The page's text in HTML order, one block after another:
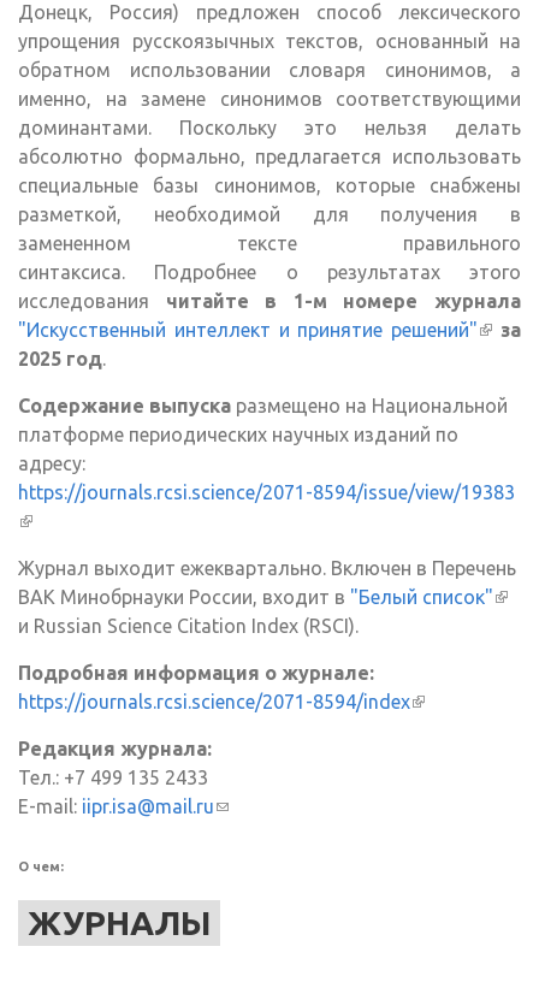
Донецк, Россия) предложен способ лексического
упрощения русскоязычных текстов, основанный на
обратном использовании словаря синонимов, а
именно, на замене синонимов соответствующими
доминантами. Поскольку это нельзя делать
абсолютно формально, предлагается использовать
специальные базы синонимов, которые снабжены
разметкой, необходимой для получения в
замененном тексте правильного
синтаксиса. Подробнее о результатах этого
исследования читайте в 1-м номере журнала
"Искусственный интеллект и принятие решений"
за
2025 год.
Содержание выпуска размещено на Национальной
платформе периодических научных изданий по
адресу:
https://journals.rcsi.science/2071-8594/issue/view/19383
(внешняя ссылка)
Журнал выходит ежеквартально. Включен в Перечень
ВАК Минобрнауки России, входит в "Белый список"
и Russian Science Citation Index (RSCI).
Подробная информация о журнале:
https://journals.rcsi.science/2071-8594/index(внешняя
Редакция журнала:
Тел.: +7 499 135 2433
E-mail: iipr.isa@mail.ru(ссылка для отправки email)
О чем:
ЖУРНАЛЫ